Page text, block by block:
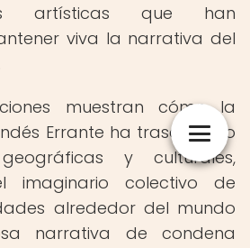
artísticas que han
viva la narrativa del
muestran cómo la
Errante ha trascendido
y culturales,
imaginario colectivo de
alrededor del mundo
narrativa de condena